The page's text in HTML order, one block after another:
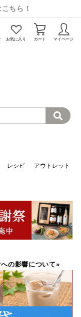
ちら！
お気に入り カート マイページ
レシピ アウトレット
の影響について»